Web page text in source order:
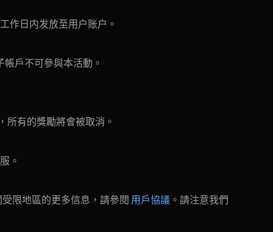
作日内发放至用户账户。
戶不可參與本活動。
所有的獎勵將會被取消。
。
限地區的更多信息，請參閱 用戶協議。請注意我們